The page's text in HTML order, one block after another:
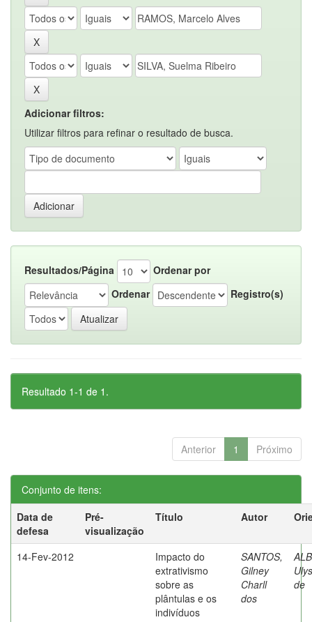
Adicionar filtros:
Utilizar filtros para refinar o resultado de busca.
Resultados/Página
Ordenar por
Ordenar
Registro(s)
Resultado 1-1 de 1.
Anterior 1 Próximo
Conjunto de itens:
Data de
defesa
Pré-
visualização
Título Autor
14-Fev-2012
Impacto do
extrativismo
sobre as
plântulas e os
indivíduos
SANTOS,
Gilney
Charll
dos
de